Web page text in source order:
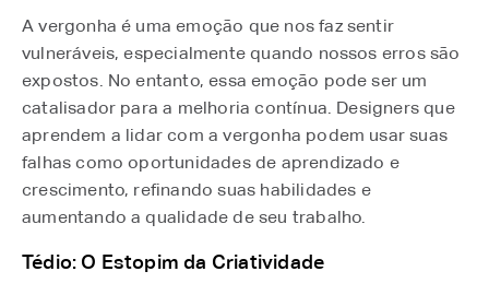
A vergonha é uma emoção que nos faz sentir
vulneráveis, especialmente quando nossos erros são
expostos. No entanto, essa emoção pode ser um
catalisador para a melhoria contínua. Designers que
aprendem a lidar com a vergonha podem usar suas
falhas como oportunidades de aprendizado e
crescimento, refinando suas habilidades e
aumentando a qualidade de seu trabalho.
Tédio: O Estopim da Criatividade